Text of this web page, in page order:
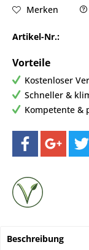
Merken
Artikel-Nr.:
Vorteile
Kostenloser
Schneller &
Kompetente &
Beschreibung